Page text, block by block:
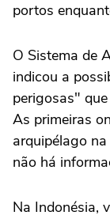
portos
O Sistema de
indicou a
perigosas"
As primeiras
arquipélago
não há
Na Indonésia,